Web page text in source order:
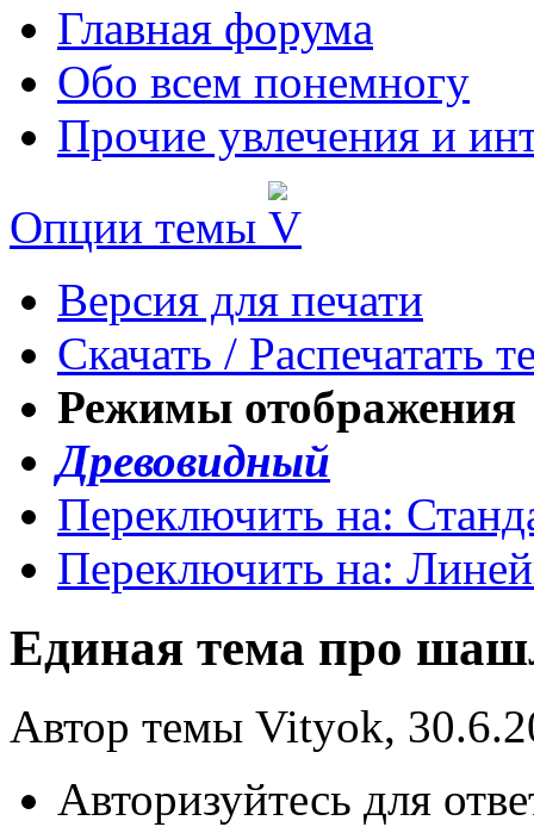
Главная форума
Обо всем понемногу
Прочие увлечения и
Опции темы
Версия для печати
Скачать / Распечатать
Режимы отображения
Древовидный
Переключить на:
Переключить на:
Единая тема про
Автор темы Vityok,
Авторизуйтесь для